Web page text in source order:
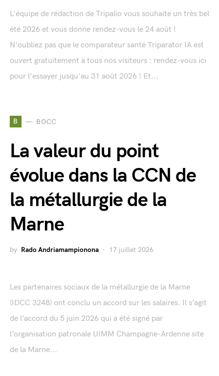
L'équipe de rédaction de Tripalio vous souhaite un très bel
été 2026 et vous donne rendez-vous le 24 août !
N'oubliez pas que le comparateur santé Triparator IA est
ouvert gratuitement à tous nos visiteurs : rendez-vous ici
pour l'essayer jusqu'au 31 août 2026 ! Et...
B BOCC
La valeur du point
évolue dans la CCN de
la métallurgie de la
Marne
by Rado Andriamampionona 17 juillet 2026
Les partenaires sociaux de la métallurgie de la Marne
(IDCC 3248) ont conclu un accord sur les salaires. Il s’agit
de l’accord du 5 juin 2026 qui a été signé par
l’organisation patronale UIMM Champagne-Ardenne site
de la Marne...